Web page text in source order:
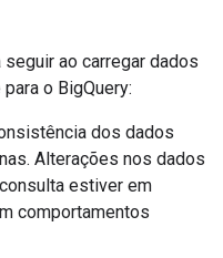
ao carregar dados
o BigQuery:
dos dados
Alterações nos dados
estiver em
comportamentos